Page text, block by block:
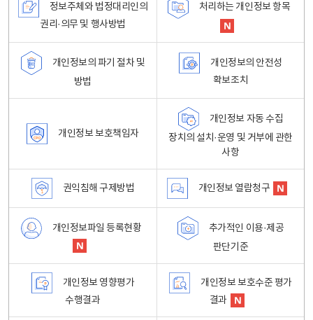
정보주체와 법정대리인의
권리·의무 및 행사방법
처리하는 개인정보 항목
개인정보의 파기 절차 및
방법
개인정보의 안전성
확보조치
개인정보 보호책임자
개인정보 자동 수집
장치의 설치·운영 및 거부에 관한
사항
권익침해 구제방법 개인정보 열람청구
개인정보파일 등록현황
추가적인 이용·제공
판단기준
개인정보 영향평가
수행결과
개인정보 보호수준 평가
결과